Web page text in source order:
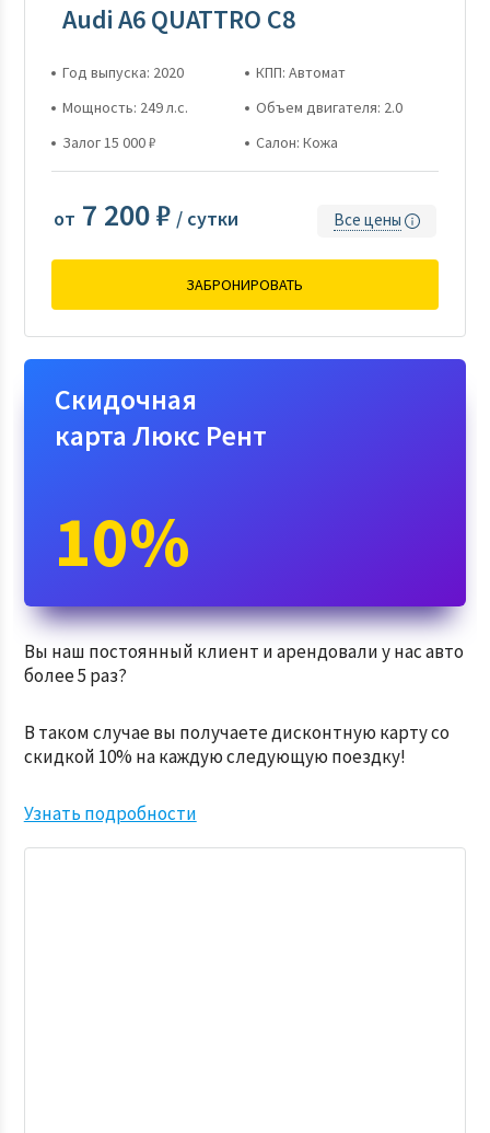
Аudi А6 QUATTRO С8
Год выпуска: 2020
КПП: Автомат
Мощность: 249 л.с.
Объем двигателя: 2.0
Залог 15 000 ₽
Салон: Кожа
от 7 200 ₽ / сутки Все цены
ЗАБРОНИРОВАТЬ
Скидочная
карта Люкс Рент
10%
Вы наш постоянный клиент и арендовали у нас авто
более 5 раз?
В таком случае вы получаете дисконтную карту со
скидкой 10% на каждую следующую поездку!
Узнать подробности